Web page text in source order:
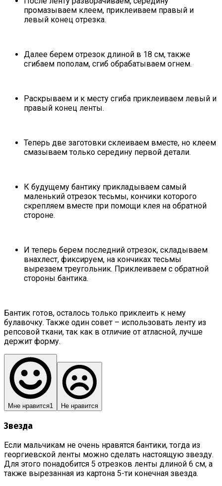
промазываем клеем, приклеиваем правый и
левый конец отрезка.
Далее берем отрезок длиной в 18 см, также
сгибаем пополам, сгиб обрабатываем огнем.
Раскрываем и к месту сгиба приклеиваем левый и
правый конец ленты.
Теперь две заготовки склеиваем вместе, но клеем
смазываем только середину первой детали.
К будущему бантику прикладываем самый
маленький отрезок тесьмы, кончики которого
скрепляем вместе при помощи клея на обратной
стороне.
И теперь берем последний отрезок, складываем
внахлест, фиксируем, на кончиках тесьмы
вырезаем треугольник. Приклеиваем с обратной
стороны бантика.
Бантик готов, осталось только приклеить к нему
булавочку. Также один совет – использовать ленту из
репсовой ткани, так как в отличие от атласной, лучше
держит форму.
Мне нравится1 Не нравится
Звезда
Если мальчикам не очень нравятся бантики, тогда из
георгиевской ленты можно сделать настоящую звезду.
Для этого понадобится 5 отрезков ленты длиной 6 см, а
также вырезанная из картона 5-ти конечная звезда.